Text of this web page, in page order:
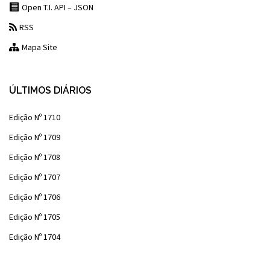
Open T.I. API – JSON
RSS
Mapa Site
ÚLTIMOS DIÁRIOS
Edição Nº 1710
Edição Nº 1709
Edição Nº 1708
Edição Nº 1707
Edição Nº 1706
Edição Nº 1705
Edição Nº 1704